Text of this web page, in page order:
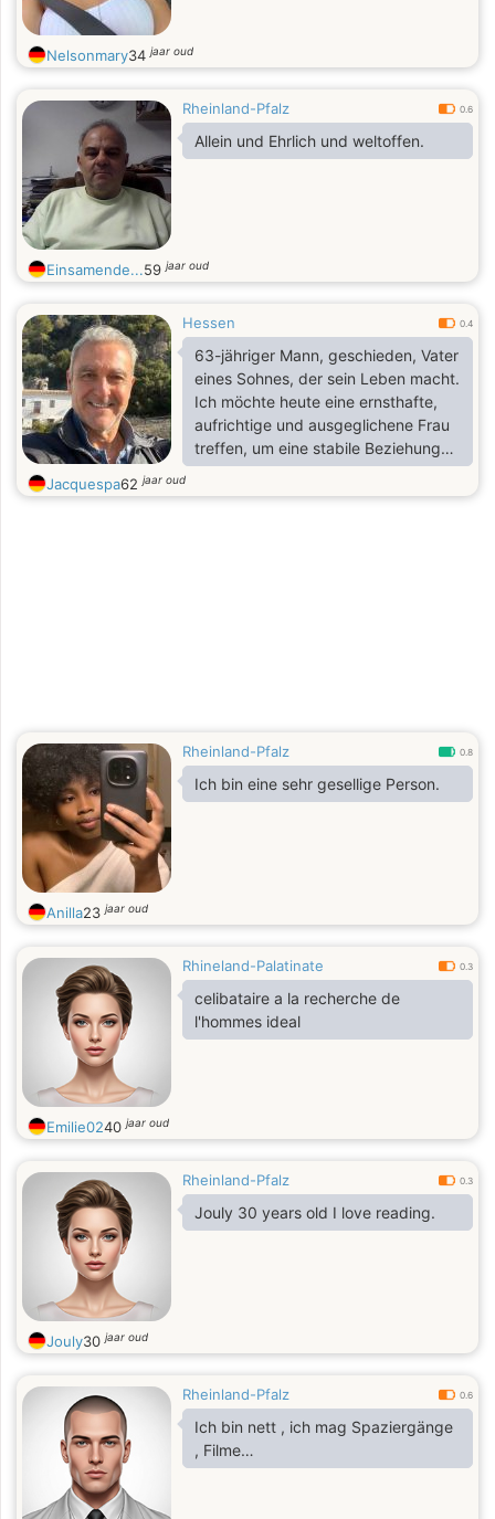
Nelsonmary34jaar oud
Rheinland-Pfalz 0.6
Allein und Ehrlich und weltoffen.
Einsamende...59jaar oud
Hessen 0.4
63-jähriger Mann, geschieden, Vater
eines Sohnes, der sein Leben macht.
Ich möchte heute eine ernsthafte,
aufrichtige und ausgeglichene Frau
treffen, um eine stabile Beziehung
aufzubauen, die auf Respekt,
Vertrauen und Komplizenschaft
Jacquespa62jaar oud
Rheinland-Pfalz 0.8
Ich bin eine sehr gesellige Person.
Anilla23jaar oud
Rhineland-Palatinate 0.3
celibataire a la recherche de
l'hommes ideal
Emilie0240jaar oud
Rheinland-Pfalz 0.3
Jouly 30 years old I love reading.
Jouly30jaar oud
Rheinland-Pfalz 0.6
Ich bin nett , ich mag Spaziergänge
, Filme…